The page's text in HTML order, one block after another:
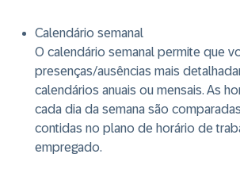
Calendário semanal
O calendário semanal permite que
presenças/ausências mais
calendários anuais ou mensais. As
cada dia da semana são
contidas no plano de horário de
empregado.